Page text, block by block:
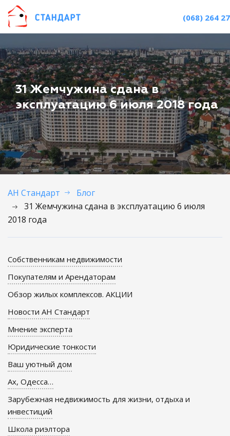
(068) 264
31 Жемчужина сдана в
эксплуатацию 6 июля 2018 года
АН Стандарт
Блог
31 Жемчужина сдана в эксплуатацию 6 июля
2018 года
Собственникам недвижимости
Покупателям и Арендаторам
Обзор жилых комплексов. АКЦИИ
Новости АН Стандарт
Мнение эксперта
Юридические тонкости
Ваш уютный дом
Ах, Одесса…
Зарубежная недвижимость для жизни, отдыха и
инвестиций
Школа риэлтора